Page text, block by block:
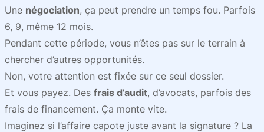
Une négociation, ça peut prendre un temps fou. Parfois
6, 9, même 12 mois.
Pendant cette période, vous n’êtes pas sur le terrain à
chercher d’autres opportunités.
Non, votre attention est fixée sur ce seul dossier.
Et vous payez. Des frais d’audit, d’avocats, parfois des
frais de financement. Ça monte vite.
Imaginez si l’affaire capote juste avant la signature ? La